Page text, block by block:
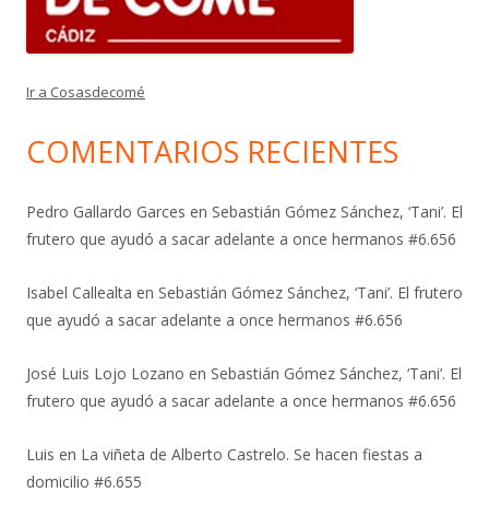
Ir a Cosasdecomé
COMENTARIOS RECIENTES
Pedro Gallardo Garces en Sebastián Gómez Sánchez, ‘Tani’. El
frutero que ayudó a sacar adelante a once hermanos #6.656
Isabel Callealta en Sebastián Gómez Sánchez, ‘Tani’. El frutero
que ayudó a sacar adelante a once hermanos #6.656
José Luis Lojo Lozano en Sebastián Gómez Sánchez, ‘Tani’. El
frutero que ayudó a sacar adelante a once hermanos #6.656
Luis en La viñeta de Alberto Castrelo. Se hacen fiestas a
domicilio #6.655